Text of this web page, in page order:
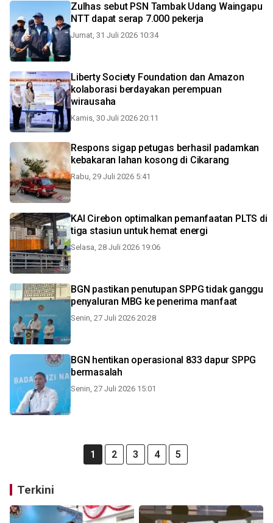
Zulhas sebut PSN Tambak Udang Waingapu
NTT dapat serap 7.000 pekerja
Jumat, 31 Juli 2026 10:34
Liberty Society Foundation dan Amazon
kolaborasi berdayakan perempuan
wirausaha
Kamis, 30 Juli 2026 20:11
Respons sigap petugas berhasil padamkan
kebakaran lahan kosong di Cikarang
Rabu, 29 Juli 2026 5:41
KAI Cirebon optimalkan pemanfaatan PLTS di
tiga stasiun untuk hemat energi
Selasa, 28 Juli 2026 19:06
BGN pastikan penutupan SPPG tidak ganggu
penyaluran MBG ke penerima manfaat
Senin, 27 Juli 2026 20:28
BGN hentikan operasional 833 dapur SPPG
bermasalah
Senin, 27 Juli 2026 15:01
1 2 3 4 5
Terkini